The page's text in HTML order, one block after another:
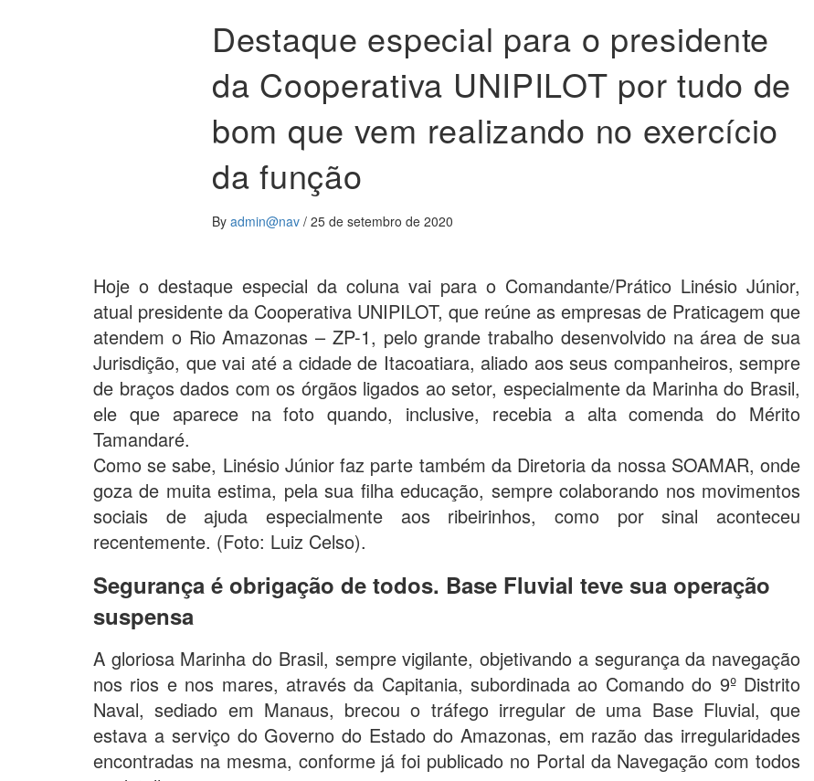
Destaque especial para o presidente
da Cooperativa UNIPILOT por tudo de
bom que vem realizando no exercício
da função
By admin@nav / 25 de setembro de 2020
Hoje o destaque especial da coluna vai para o Comandante/Prático Linésio Júnior,
atual presidente da Cooperativa UNIPILOT, que reúne as empresas de Praticagem que
atendem o Rio Amazonas – ZP-1, pelo grande trabalho desenvolvido na área de sua
Jurisdição, que vai até a cidade de Itacoatiara, aliado aos seus companheiros, sempre
de braços dados com os órgãos ligados ao setor, especialmente da Marinha do Brasil,
ele que aparece na foto quando, inclusive, recebia a alta comenda do Mérito
Tamandaré.
Como se sabe, Linésio Júnior faz parte também da Diretoria da nossa SOAMAR, onde
goza de muita estima, pela sua filha educação, sempre colaborando nos movimentos
sociais de ajuda especialmente aos ribeirinhos, como por sinal aconteceu
recentemente. (Foto: Luiz Celso).
Segurança é obrigação de todos. Base Fluvial teve sua operação
suspensa
A gloriosa Marinha do Brasil, sempre vigilante, objetivando a segurança da navegação
nos rios e nos mares, através da Capitania, subordinada ao Comando do 9º Distrito
Naval, sediado em Manaus, brecou o tráfego irregular de uma Base Fluvial, que
estava a serviço do Governo do Estado do Amazonas, em razão das irregularidades
encontradas na mesma, conforme já foi publicado no Portal da Navegação com todos